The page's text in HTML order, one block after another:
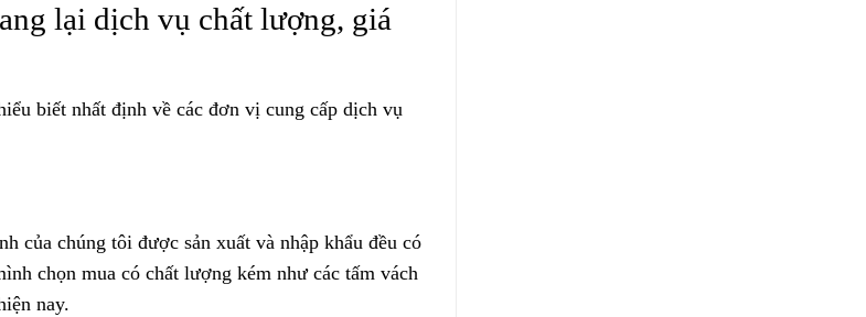
lại dịch vụ chất lượng, giá
biết nhất định về các đơn vị cung cấp dịch vụ
của chúng tôi được sản xuất và nhập khẩu đều có
chọn mua có chất lượng kém như các tấm vách
nay.